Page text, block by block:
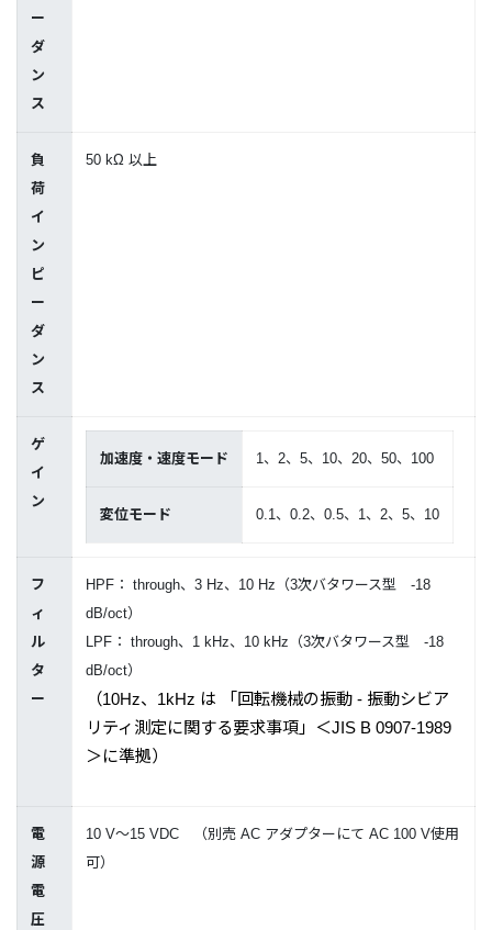
ー
ダ
ン
ス
負
荷
イ
ン
ピ
ー
ダ
ン
ス
50 kΩ 以上
ゲ
イ
ン
加速度・速度モード 1、2、5、10、20、50、100
変位モード 0.1、0.2、0.5、1、2、5、10
フ
ィ
ル
タ
ー
HPF： through、3 Hz、10 Hz（3次バタワース型 -18
dB/oct）
LPF： through、1 kHz、10 kHz（3次バタワース型 -18
dB/oct）
（10Hz、1kHz は 「回転機械の振動 - 振動シビア
リティ測定に関する要求事項」＜JIS B 0907-1989
＞に準拠）
電
源
電
圧
10 V～15 VDC （別売 AC アダプターにて AC 100 V使用
可）